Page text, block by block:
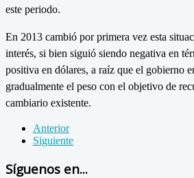
este periodo.
En 2013 cambió por primera vez esta
interés, si bien siguió siendo negativa en
positiva en dólares, a raíz que el gobierno
gradualmente el peso con el objetivo de
cambiario existente.
Anterior
Siguiente
Síguenos en...